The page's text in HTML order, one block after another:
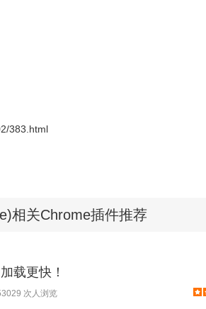
383.html
相关Chrome插件推荐
载更快！
次人浏览